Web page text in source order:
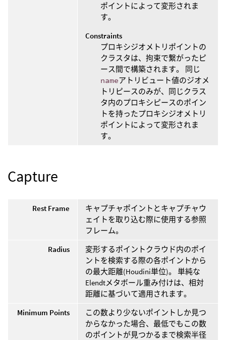
ポイントによって変形されま
す。
Constraints
プロキシジオメトリポイントの
クラスタは、拘束で繋がったピ
ース間で構築されます。 同じ
nameアトリビュート値のジオメ
トリピースのみが、同じクラス
タ内のプロキシピースのポイン
トを持ったプロキシジオメトリ
ポイントによって変形されま
す。
Capture
Rest Frame
キャプチャポイントとキャプチャウ
ェイトを取り込む際に使用する参照
フレーム。
Radius
変形するポイントクラウド内のポイ
ントを検索する際の各ポイントから
の最大距離(Houdini単位)。 単純な
Elendtメタボール重み付けは、相対
距離に基づいて適用されます。
Minimum Points
この数より少ないポイントしか見つ
からなかった場合、最低でもこの数
のポイントが見つかるまで検索半径